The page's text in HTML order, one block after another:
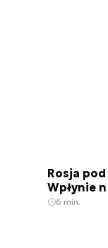
Rosja
Wpłynie
6 min.